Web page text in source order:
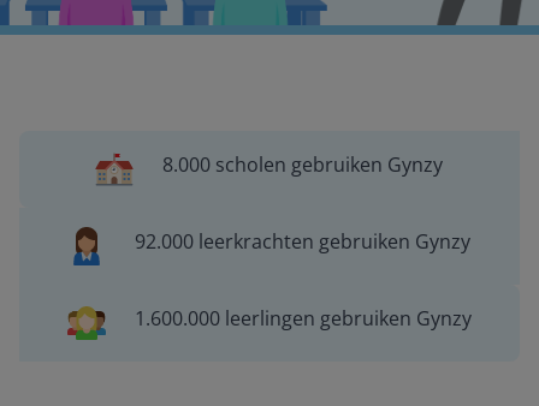
8.000 scholen gebruiken Gynzy
92.000 leerkrachten gebruiken Gynzy
1.600.000 leerlingen gebruiken Gynzy